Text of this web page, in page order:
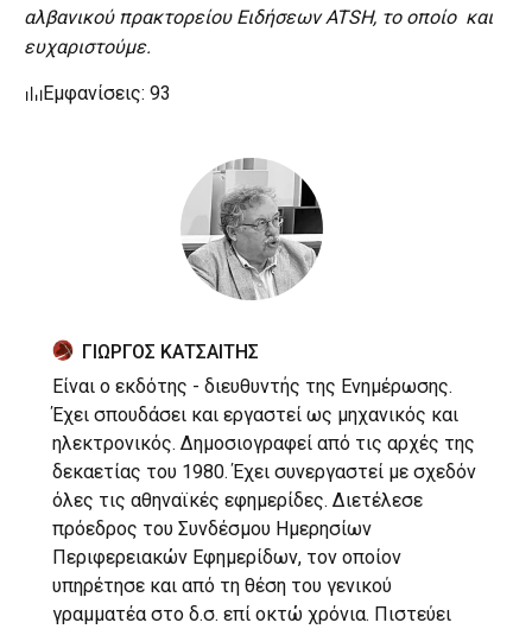
αλβανικού πρακτορείου Ειδήσεων ATSH, το οποίο και
ευχαριστούμε.
Εμφανίσεις: 93
ΓΙΩΡΓΟΣ ΚΑΤΣΑΙΤΗΣ
Είναι ο εκδότης - διευθυντής της Ενημέρωσης.
Έχει σπουδάσει και εργαστεί ως μηχανικός και
ηλεκτρονικός. Δημοσιογραφεί από τις αρχές της
δεκαετίας του 1980. Έχει συνεργαστεί με σχεδόν
όλες τις αθηναϊκές εφημερίδες. Διετέλεσε
πρόεδρος του Συνδέσμου Ημερησίων
Περιφερειακών Εφημερίδων, τον οποίον
υπηρέτησε και από τη θέση του γενικού
γραμματέα στο δ.σ. επί οκτώ χρόνια. Πιστεύει